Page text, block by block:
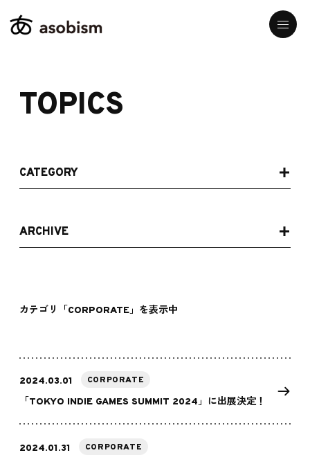
TOPICS
カテゴリ「CORPORATE」を表示中
2024.03.01 CORPORATE
「TOKYO INDIE GAMES SUMMIT 2024」に出展決定！
2024.01.31 CORPORATE
CATEGORY
ARCHIVE